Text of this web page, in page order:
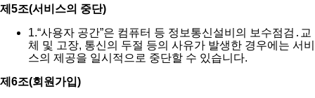
제5조(서비스의 중단)
1.“사용자 공간”은 컴퓨터 등 정보통신설비의 보수점검․교
체 및 고장, 통신의 두절 등의 사유가 발생한 경우에는 서비
스의 제공을 일시적으로 중단할 수 있습니다.
제6조(회원가입)